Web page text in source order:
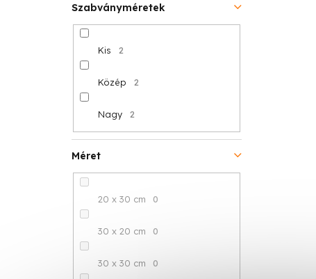
Méret
20 x 30 cm 0
30 x 20 cm 0
30 x 30 cm 0
Szabványméretek
Kis 2
Közép 2
Nagy 2